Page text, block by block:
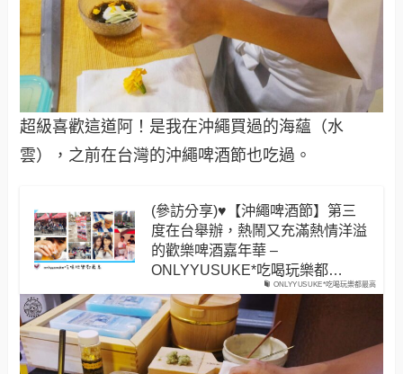
超級喜歡這道阿！是我在沖繩買過的海蘊（水
雲），之前在台灣的沖繩啤酒節也吃過。
ONLYYUSUKE*吃喝玩樂都最高
(參訪分享)♥【沖繩啤酒節】第三
度在台舉辦，熱鬧又充滿熱情洋溢
的歡樂啤酒嘉年華 –
ONLYYUSUKE*吃喝玩樂都…